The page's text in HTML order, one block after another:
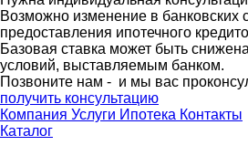
Возможно изменение в банковских
предоставления ипотечного
Базовая ставка может быть
условий, выставляемым банком.
Позвоните нам - и мы вас
получить консультацию
Компания Услуги Ипотека Контакты
Каталог